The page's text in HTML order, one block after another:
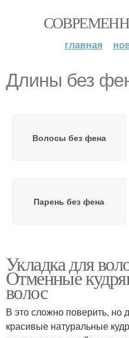
главная
Длины без
Волосы без фена
Парень без фена
Укладка для
Отменные
волос
В это сложно поверить, но
красивые натуральные